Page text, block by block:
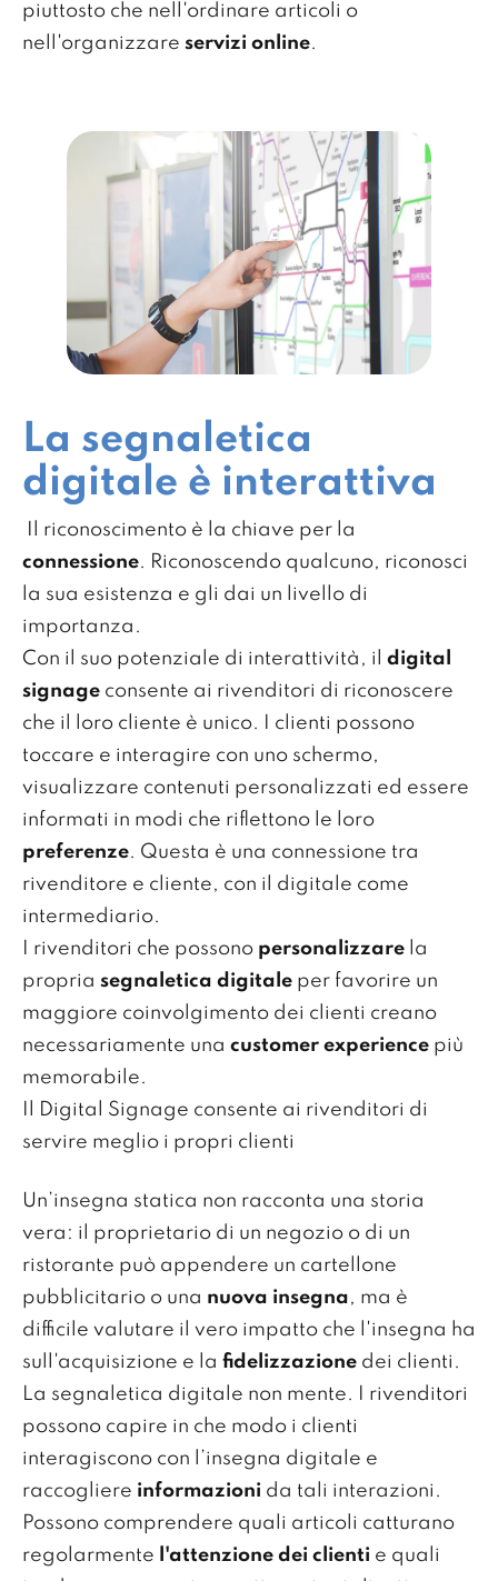
piuttosto che nell'ordinare articoli o
nell'organizzare servizi online.
La segnaletica
digitale è interattiva
Il riconoscimento è la chiave per la
connessione. Riconoscendo qualcuno, riconosci
la sua esistenza e gli dai un livello di
importanza.
Con il suo potenziale di interattività, il digital
signage consente ai rivenditori di riconoscere
che il loro cliente è unico. I clienti possono
toccare e interagire con uno schermo,
visualizzare contenuti personalizzati ed essere
informati in modi che riflettono le loro
preferenze. Questa è una connessione tra
rivenditore e cliente, con il digitale come
intermediario.
I rivenditori che possono personalizzare la
propria segnaletica digitale per favorire un
maggiore coinvolgimento dei clienti creano
necessariamente una customer experience più
memorabile.
Il Digital Signage consente ai rivenditori di
servire meglio i propri clienti
Un’insegna statica non racconta una storia
vera: il proprietario di un negozio o di un
ristorante può appendere un cartellone
pubblicitario o una nuova insegna, ma è
difficile valutare il vero impatto che l'insegna ha
sull'acquisizione e la fidelizzazione dei clienti.
La segnaletica digitale non mente. I rivenditori
possono capire in che modo i clienti
interagiscono con l’insegna digitale e
raccogliere informazioni da tali interazioni.
Possono comprendere quali articoli catturano
regolarmente
l'attenzione dei clienti e quali